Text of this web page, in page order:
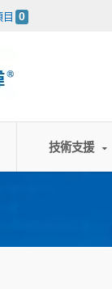
0
技術支援